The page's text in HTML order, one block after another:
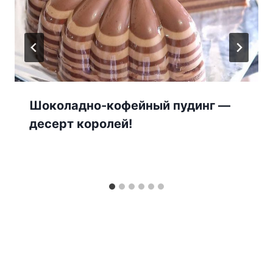
Шоколадно-кофейный пудинг —
десерт королей!